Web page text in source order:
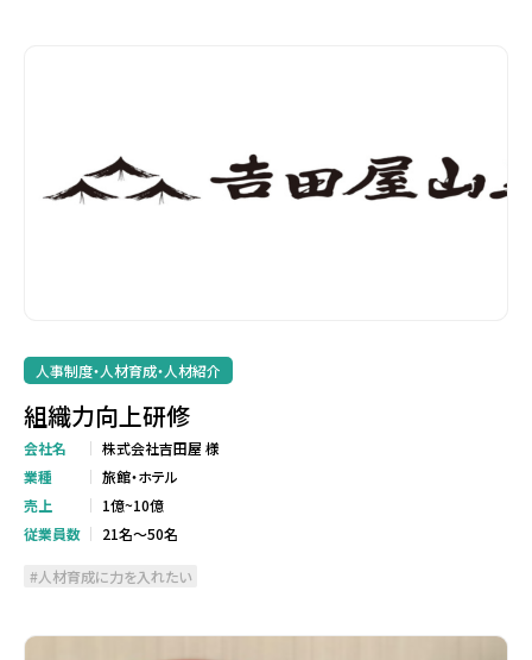
人事制度・人材育成・人材紹介
組織力向上研修
会社名
株式会社吉田屋 様
業種
旅館・ホテル
売上
1億~10億
従業員数
21名～50名
人材育成に力を入れたい